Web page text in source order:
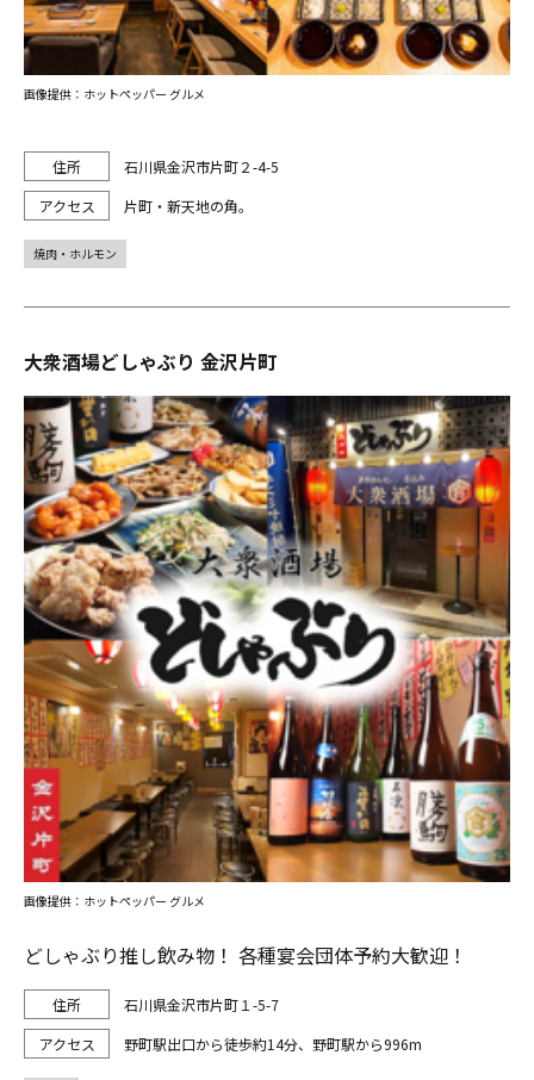
石川県金沢市片町２-4-5
片町・新天地の角。
画像提供：ホットペッパー グルメ
焼肉・ホルモン
大衆酒場どしゃぶり 金沢片町
どしゃぶり推し飲み物！ 各種宴会団体予約大歓迎！
石川県金沢市片町１-5-7
野町駅出口から徒歩約14分、野町駅から996m
画像提供：ホットペッパー グルメ